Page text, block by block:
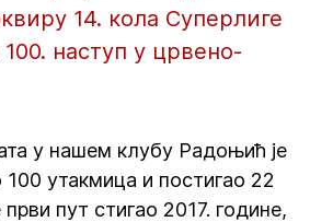
14. кола Суперлиге
наступ у црвено-
у нашем клубу Радоњић је
утакмица и постигао 22
први пут стигао 2017. године,